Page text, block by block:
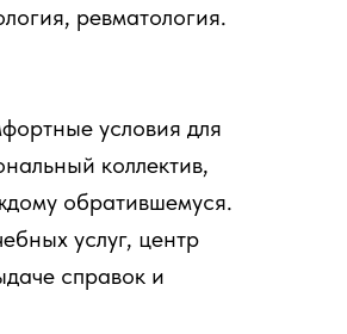
ревматология.
условия для
коллектив,
обратившемуся.
услуг, центр
справок и